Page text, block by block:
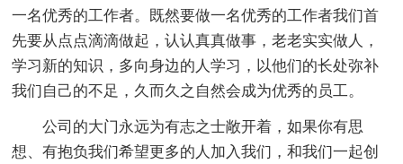
一名优秀的工作者。既然要做一名优秀的工作者我们首
先要从点点滴滴做起，认认真真做事，老老实实做人，
学习新的知识，多向身边的人学习，以他们的长处弥补
我们自己的不足，久而久之自然会成为优秀的员工。
公司的大门永远为有志之士敞开着，如果你有思
想、有抱负我们希望更多的人加入我们，和我们一起创